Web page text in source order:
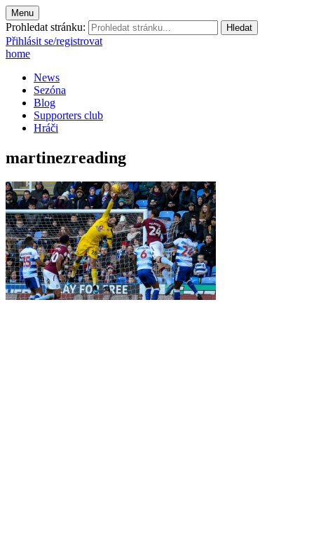
Menu
Prohledat stránku:
Přihlásit se/registrovat
home
News
Sezóna
Blog
Supporters club
Hráči
martinezreading